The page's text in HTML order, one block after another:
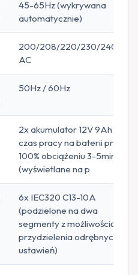
45-65Hz (wykrywana
automatycznie)
200/208/220/230/240V
AC
50Hz / 60Hz
2x akumulator 12V 9Ah –
czas pracy na baterii przy
100% obciążeniu 3-5min
(wyświetlane na p
6x IEC320 C13-10A
(podzielone na dwa
segmenty z możliwością
przydzielenia odrębnych
ustawień)